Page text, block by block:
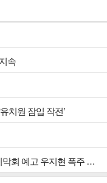
속
치원 잠입 작전’
[종합] ‘결혼의 완성’ 남궁민, 기절 엔딩…마지막회 예고 우지현 폭주 결말은?